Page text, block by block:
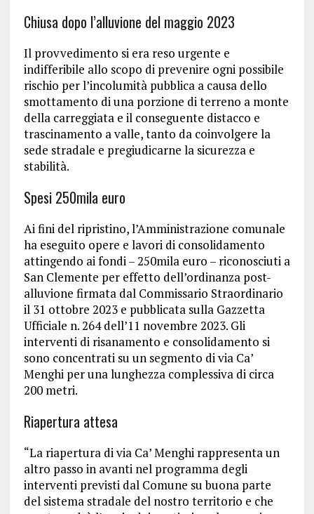
Chiusa dopo l’alluvione del maggio 2023
Il provvedimento si era reso urgente e
indifferibile allo scopo di prevenire ogni possibile
rischio per l’incolumità pubblica a causa dello
smottamento di una porzione di terreno a monte
della carreggiata e il conseguente distacco e
trascinamento a valle, tanto da coinvolgere la
sede stradale e pregiudicarne la sicurezza e
stabilità.
Spesi 250mila euro
Ai fini del ripristino, l’Amministrazione comunale
ha eseguito opere e lavori di consolidamento
attingendo ai fondi – 250mila euro – riconosciuti a
San Clemente per effetto dell’ordinanza post-
alluvione firmata dal Commissario Straordinario
il 31 ottobre 2023 e pubblicata sulla Gazzetta
Ufficiale n. 264 dell’11 novembre 2023. Gli
interventi di risanamento e consolidamento si
sono concentrati su un segmento di via Ca’
Menghi per una lunghezza complessiva di circa
200 metri.
Riapertura attesa
“La riapertura di via Ca’ Menghi rappresenta un
altro passo in avanti nel programma degli
interventi previsti dal Comune su buona parte
del sistema stradale del nostro territorio e che